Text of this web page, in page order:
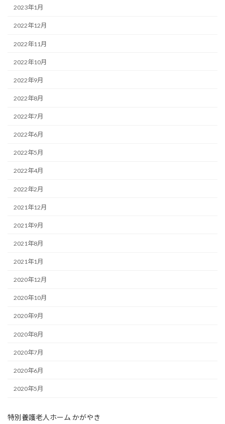
2023年1月
2022年12月
2022年11月
2022年10月
2022年9月
2022年8月
2022年7月
2022年6月
2022年5月
2022年4月
2022年2月
2021年12月
2021年9月
2021年8月
2021年1月
2020年12月
2020年10月
2020年9月
2020年8月
2020年7月
2020年6月
2020年5月
特別養護老人ホーム かがやき